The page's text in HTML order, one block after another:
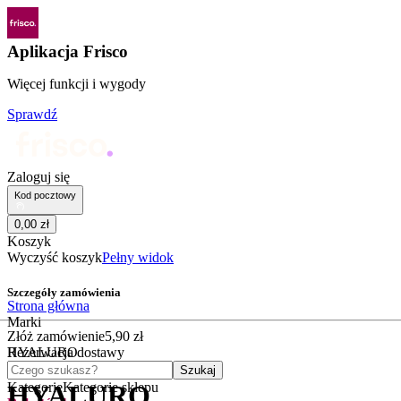
Aplikacja Frisco
Więcej funkcji i wygody
Sprawdź
Zaloguj się
Kod pocztowy
0,00 zł
Koszyk
Wyczyść koszykPełny widok
Szczegóły zamówienia
Złóż zamówienie5,90 zł
Rezerwacja dostawy
Czego szukasz?
Szukaj
KategorieKategorie sklepu
Strona główna
Marki
HYALURO